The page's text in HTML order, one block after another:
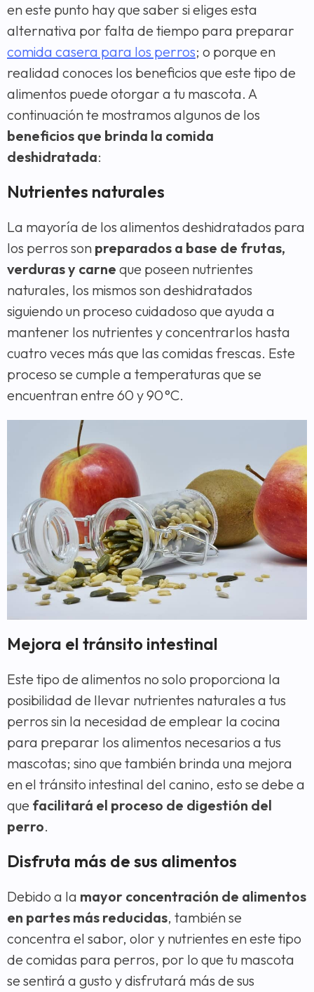
en este punto hay que saber si eliges esta
alternativa por falta de tiempo para preparar
comida casera para los perros; o porque en
realidad conoces los beneficios que este tipo de
alimentos puede otorgar a tu mascota. A
continuación te mostramos algunos de los
beneficios que brinda la comida
deshidratada:
Nutrientes naturales
La mayoría de los alimentos deshidratados para
los perros son preparados a base de frutas,
verduras y carne que poseen nutrientes
naturales, los mismos son deshidratados
siguiendo un proceso cuidadoso que ayuda a
mantener los nutrientes y concentrarlos hasta
cuatro veces más que las comidas frescas. Este
proceso se cumple a temperaturas que se
encuentran entre 60 y 90 °C.
Mejora el tránsito intestinal
Este tipo de alimentos no solo proporciona la
posibilidad de llevar nutrientes naturales a tus
perros sin la necesidad de emplear la cocina
para preparar los alimentos necesarios a tus
mascotas; sino que también brinda una mejora
en el tránsito intestinal del canino, esto se debe a
que facilitará el proceso de digestión del
perro.
Disfruta más de sus alimentos
Debido a la mayor concentración de alimentos
en partes más reducidas, también se
concentra el sabor, olor y nutrientes en este tipo
de comidas para perros, por lo que tu mascota
se sentirá a gusto y disfrutará más de sus